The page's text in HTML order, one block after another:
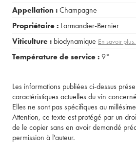
Appellation :Champagne
Propriétaire : Larmandier-Bernier
Viticulture : biodynamique En savoir
Température de service : 9°
Les informations publiées ci-dessus
caractéristiques actuelles du vin
Elles ne sont pas spécifiques au
Attention, ce texte est protégé par un
de le copier sans en avoir demandé
permission à l'auteur.